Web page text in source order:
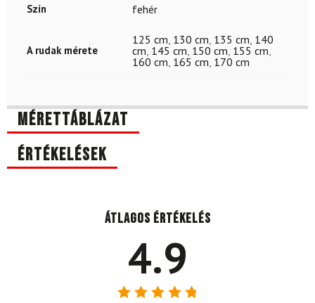
Szín fehér
A rudak mérete
125 cm 130 cm 135 cm 140
cm 145 cm 150 cm 155 cm
160 cm 165 cm 170 cm
Mérettáblázat
Értékelések
Átlagos értékelés
4.9